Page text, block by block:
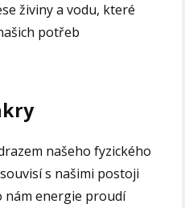
živiny a vodu, které
potřeb
našeho fyzického
s našimi postoji
nám energie proudí